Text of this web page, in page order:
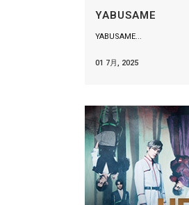
YABUSAME
YABUSAME...
01 7月, 2025